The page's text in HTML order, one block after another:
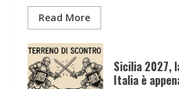
Read More
Sicilia 2027,
Italia è